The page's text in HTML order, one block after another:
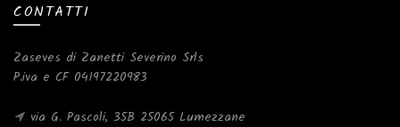
CONTATTI
Zaseves di Zanetti Severino Srls
P.iva e CF 04197220983
via G. Pascoli, 35B 25065 Lumezzane